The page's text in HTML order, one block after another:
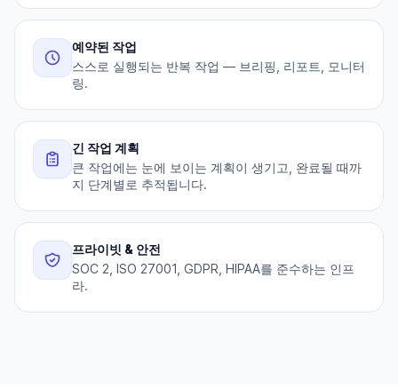
예약된 작업
스스로 실행되는 반복 작업 — 브리핑, 리포트, 모니터
링.
긴 작업 계획
큰 작업에는 눈에 보이는 계획이 생기고, 완료될 때까
지 단계별로 추적됩니다.
프라이빗 & 안전
SOC 2, ISO 27001, GDPR, HIPAA를 준수하는 인프
라.